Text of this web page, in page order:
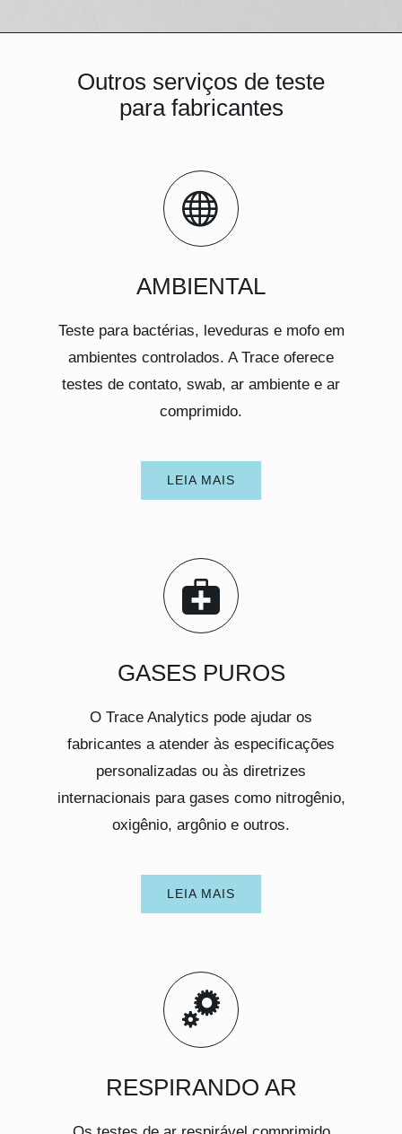
Outros serviços de teste
para fabricantes
AMBIENTAL
Teste para bactérias, leveduras e mofo em
ambientes controlados. A Trace oferece
testes de contato, swab, ar ambiente e ar
comprimido.
LEIA MAIS
GASES PUROS
O Trace Analytics pode ajudar os
fabricantes a atender às especificações
personalizadas ou às diretrizes
internacionais para gases como nitrogênio,
oxigênio, argônio e outros.
LEIA MAIS
RESPIRANDO AR